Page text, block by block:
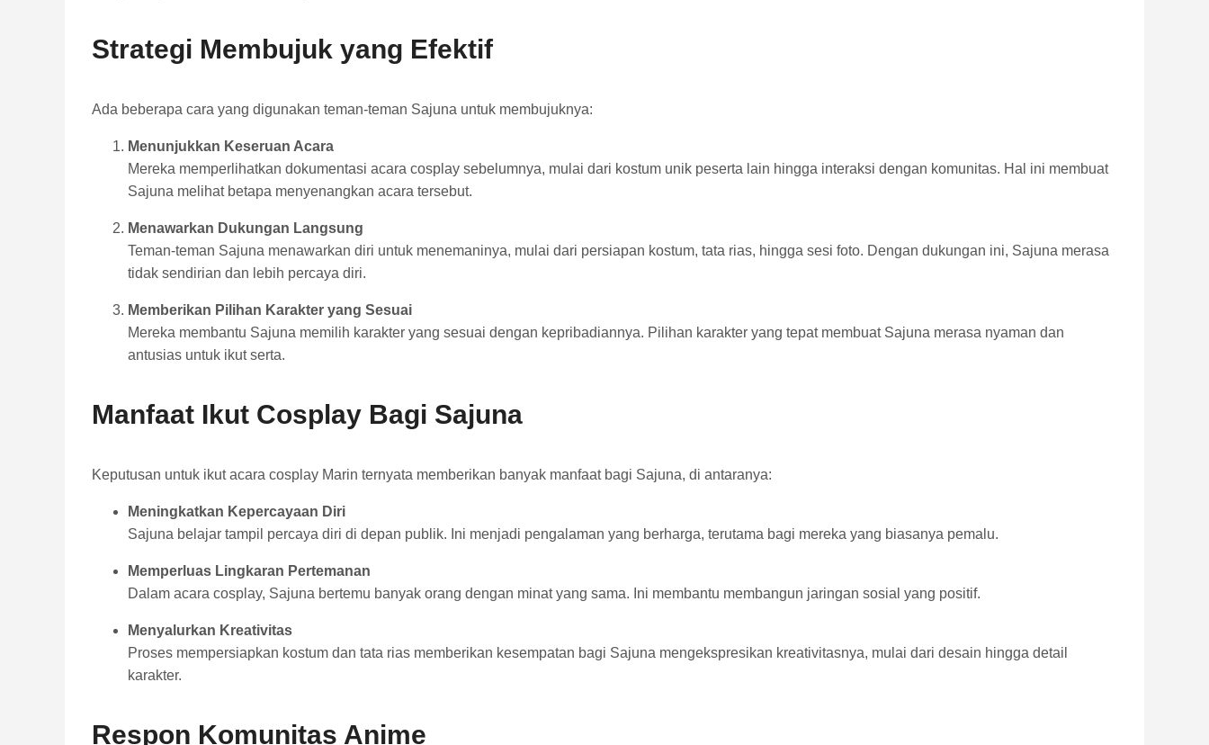
Strategi Membujuk yang Efektif
Ada beberapa cara yang digunakan teman-teman Sajuna untuk membujuknya:
Menunjukkan Keseruan Acara
Mereka memperlihatkan dokumentasi acara cosplay sebelumnya, mulai dari kostum unik peserta lain hingga interaksi dengan komunitas. Hal ini membuat
Sajuna melihat betapa menyenangkan acara tersebut.
Menawarkan Dukungan Langsung
Teman-teman Sajuna menawarkan diri untuk menemaninya, mulai dari persiapan kostum, tata rias, hingga sesi foto. Dengan dukungan ini, Sajuna merasa
tidak sendirian dan lebih percaya diri.
Memberikan Pilihan Karakter yang Sesuai
Mereka membantu Sajuna memilih karakter yang sesuai dengan kepribadiannya. Pilihan karakter yang tepat membuat Sajuna merasa nyaman dan
antusias untuk ikut serta.
Manfaat Ikut Cosplay Bagi Sajuna
Keputusan untuk ikut acara cosplay Marin ternyata memberikan banyak manfaat bagi Sajuna, di antaranya:
Meningkatkan Kepercayaan Diri
Sajuna belajar tampil percaya diri di depan publik. Ini menjadi pengalaman yang berharga, terutama bagi mereka yang biasanya pemalu.
Memperluas Lingkaran Pertemanan
Dalam acara cosplay, Sajuna bertemu banyak orang dengan minat yang sama. Ini membantu membangun jaringan sosial yang positif.
Menyalurkan Kreativitas
Proses mempersiapkan kostum dan tata rias memberikan kesempatan bagi Sajuna mengekspresikan kreativitasnya, mulai dari desain hingga detail
karakter.
Respon Komunitas Anime